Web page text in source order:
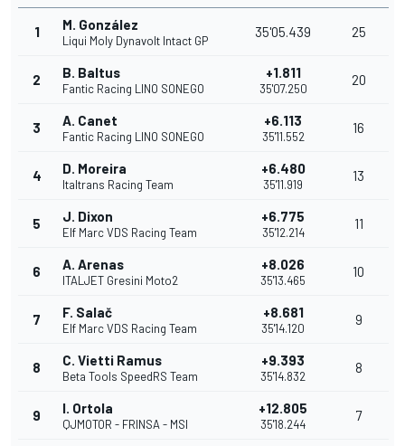
1 M. González
Liqui Moly Dynavolt Intact GP
35'05.439 25
2 B. Baltus
Fantic Racing LINO SONEGO
+1.811
35'07.250
20
3 A. Canet
Fantic Racing LINO SONEGO
+6.113
35'11.552
16
4 D. Moreira
Italtrans Racing Team
+6.480
35'11.919
13
5 J. Dixon
Elf Marc VDS Racing Team
+6.775
35'12.214
11
6 A. Arenas
ITALJET Gresini Moto2
+8.026
35'13.465
10
7 F. Salač
Elf Marc VDS Racing Team
+8.681
35'14.120
9
8 C. Vietti Ramus
Beta Tools SpeedRS Team
+9.393
35'14.832
8
9 I. Ortola
QJMOTOR - FRINSA - MSI
+12.805
35'18.244
7